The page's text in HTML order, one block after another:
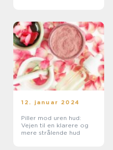
12. januar 2024
Piller mod uren hud:
Vejen til en klarere og
mere strålende hud